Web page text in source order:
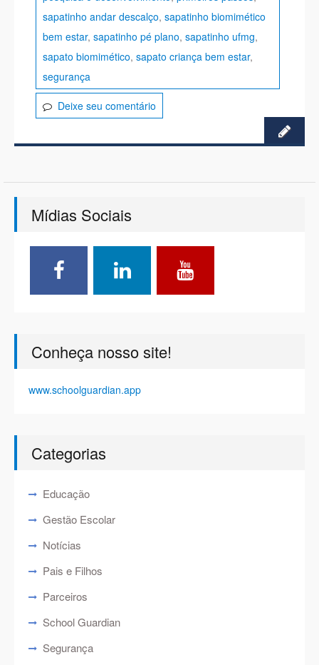
sapatinho andar descalço,sapatinho biomimético
bem estar,sapatinho pé plano,sapatinho ufmg,
sapato biomimético,sapato criança bem estar,
segurança
Deixe seu comentário
Mídias Sociais
Conheça nosso site!
www.schoolguardian.app
Categorias
Educação
Gestão Escolar
Notícias
Pais e Filhos
Parceiros
School Guardian
Segurança